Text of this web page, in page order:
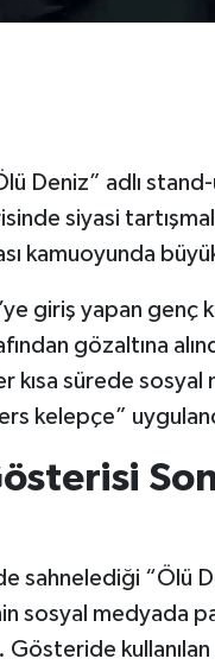
Deniz” adlı
siyasi
kamuoyunda
giriş yapan
gözaltına
kısa sürede
kelepçe”
sahnelediği “Ölü
sosyal medyada
Gösteride